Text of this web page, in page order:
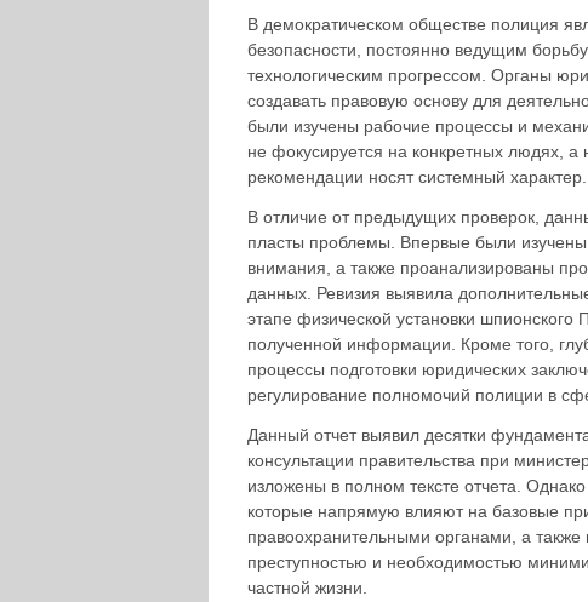
В демократическом обществе полиция
безопасности, постоянно ведущим
технологическим прогрессом. Органы
создавать правовую основу для
были изучены рабочие процессы и
не фокусируется на конкретных людях, а
рекомендации носят системный характер.
В отличие от предыдущих проверок,
пласты проблемы. Впервые были изучены
внимания, а также проанализированы
данных. Ревизия выявила
этапе физической установки
полученной информации. Кроме того,
процессы подготовки юридических
регулирование полномочий полиции в
Данный отчет выявил десятки
консультации правительства при
изложены в полном тексте отчета.
которые напрямую влияют на базовые
правоохранительными органами, а
преступностью и необходимостью
частной жизни.